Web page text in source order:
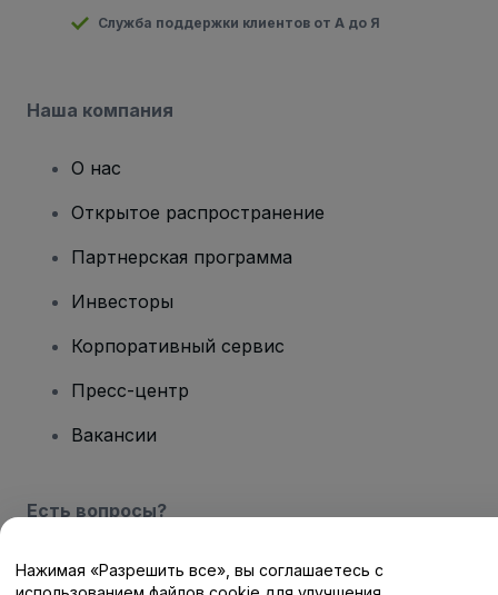
Служба поддержки клиентов от А до Я
Наша компания
О нас
Открытое распространение
Партнерская программа
Инвесторы
Корпоративный сервис
Пресс-центр
Вакансии
Есть вопросы?
Центр помощи / Свяжитесь с нами
Нажимая «Разрешить все», вы соглашаетесь с